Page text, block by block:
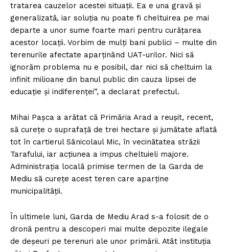
tratarea cauzelor acestei situaţii. Ea e una gravă şi
generalizată, iar soluţia nu poate fi cheltuirea pe mai
departe a unor sume foarte mari pentru curăţarea
acestor locaţii. Vorbim de mulţi bani publici – multe din
terenurile afectate aparţinând UAT-urilor. Nici să
ignorăm problema nu e posibil, dar nici să cheltuim la
infinit milioane din banul public din cauza lipsei de
educaţie şi indiferenţei”, a declarat prefectul.
Mihai Paşca a arătat că Primăria Arad a reuşit, recent,
să cureţe o suprafaţă de trei hectare şi jumătate aflată
tot în cartierul Sânicolaul Mic, în vecinătatea străzii
Tarafului, iar acţiunea a impus cheltuieli majore.
Administraţia locală primise termen de la Garda de
Mediu să cureţe acest teren care aparţine
municipalităţii.
În ultimele luni, Garda de Mediu Arad s-a folosit de o
dronă pentru a descoperi mai multe depozite ilegale
de deşeuri pe terenuri ale unor primării. Atât instituţia